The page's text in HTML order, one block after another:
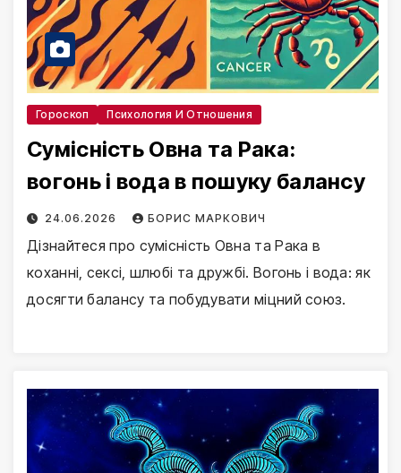
Гороскоп Психология И Отношения
Сумісність Овна та Рака:
вогонь і вода в пошуку балансу
24.06.2026 БОРИС МАРКОВИЧ
Дізнайтеся про сумісність Овна та Рака в
коханні, сексі, шлюбі та дружбі. Вогонь і вода: як
досягти балансу та побудувати міцний союз.